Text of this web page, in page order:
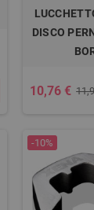
DISCO
10,76 €
-10%